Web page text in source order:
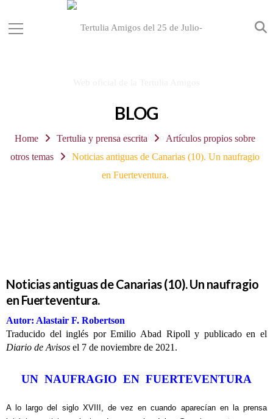
BLOG
Home Tertulia y prensa escrita
Artículos propios sobre
otros temas
Noticias antiguas de Canarias (10). Un naufragio
en Fuerteventura.
Noticias antiguas de Canarias (10). Un naufragio
en Fuerteventura.
Autor: Alastair F. Robertson
Traducido del inglés por Emilio Abad Ripoll y publicado en el
Diario de Avisos el 7 de noviembre de 2021.
UN NAUFRAGIO EN FUERTEVENTURA
A lo largo del siglo XVIII, de vez en cuando aparecían en la prensa